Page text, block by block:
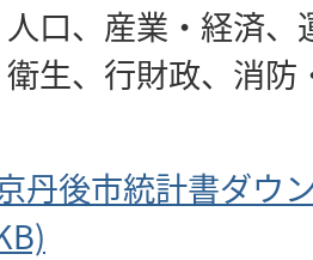
口、産業・経済
生、行財政、消防
丹後市統計書ダウ